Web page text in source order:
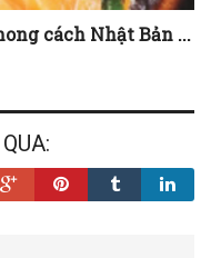
cách Nhật Bản ...